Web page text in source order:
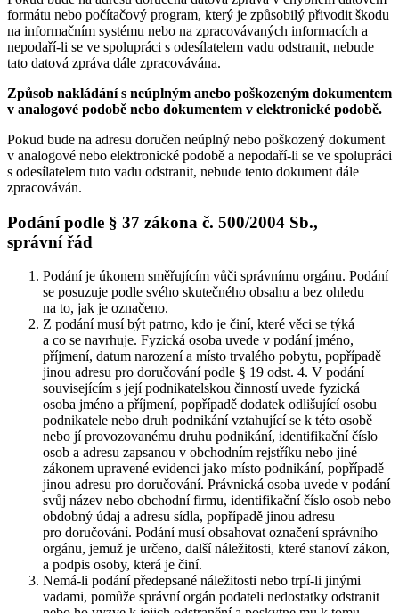
formátu nebo počítačový program, který je způsobilý přivodit škodu
na informačním systému nebo na zpracovávaných informacích a
nepodaří-li se ve spolupráci s odesílatelem vadu odstranit, nebude
tato datová zpráva dále zpracovávána.
Způsob nakládání s neúplným anebo poškozeným dokumentem
v analogové podobě nebo dokumentem v elektronické podobě.
Pokud bude na adresu doručen neúplný nebo poškozený dokument
v analogové nebo elektronické podobě a nepodaří-li se ve spolupráci
s odesílatelem tuto vadu odstranit, nebude tento dokument dále
zpracováván.
Podání podle § 37 zákona č. 500/2004 Sb.,
správní řád
Podání je úkonem směřujícím vůči správnímu orgánu. Podání
se posuzuje podle svého skutečného obsahu a bez ohledu
na to, jak je označeno.
Z podání musí být patrno, kdo je činí, které věci se týká
a co se navrhuje. Fyzická osoba uvede v podání jméno,
příjmení, datum narození a místo trvalého pobytu, popřípadě
jinou adresu pro doručování podle § 19 odst. 4. V podání
souvisejícím s její podnikatelskou činností uvede fyzická
osoba jméno a příjmení, popřípadě dodatek odlišující osobu
podnikatele nebo druh podnikání vztahující se k této osobě
nebo jí provozovanému druhu podnikání, identifikační číslo
osob a adresu zapsanou v obchodním rejstříku nebo jiné
zákonem upravené evidenci jako místo podnikání, popřípadě
jinou adresu pro doručování. Právnická osoba uvede v podání
svůj název nebo obchodní firmu, identifikační číslo osob nebo
obdobný údaj a adresu sídla, popřípadě jinou adresu
pro doručování. Podání musí obsahovat označení správního
orgánu, jemuž je určeno, další náležitosti, které stanoví zákon,
a podpis osoby, která je činí.
Nemá-li podání předepsané náležitosti nebo trpí-li jinými
vadami, pomůže správní orgán podateli nedostatky odstranit